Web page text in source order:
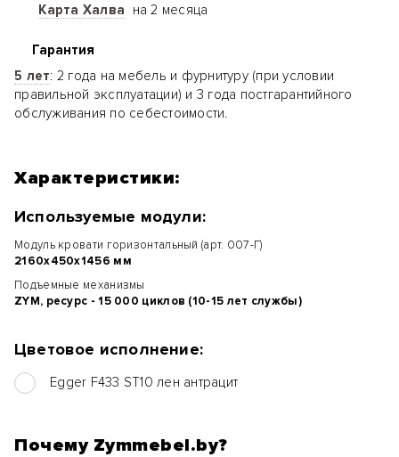
Характеристики:
Используемые модули:
Модуль кровати горизонтальный (арт. 007-Г)
2160х450х1456 мм
Подъемные механизмы
ZYM, ресурс - 15 000 циклов (10-15 лет службы)
Цветовое исполнение:
Egger F433 ST10 лен антрацит
Карта Халва на 2 месяца
Гарантия
5 лет: 2 года на мебель и фурнитуру (при условии
правильной эксплуатации) и 3 года постгарантийного
обслуживания по себестоимости.
Почему Zymmebel.by?